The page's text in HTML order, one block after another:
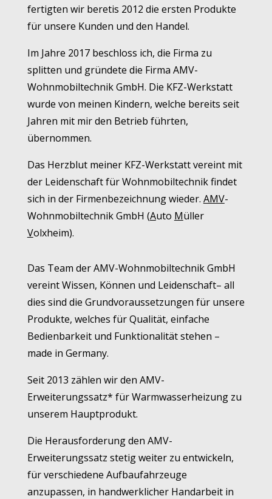
fertigten wir beretis 2012 die ersten Produkte
für unsere Kunden und den Handel.
Im Jahre 2017 beschloss ich, die Firma zu
splitten und gründete die Firma AMV-
Wohnmobiltechnik GmbH. Die KFZ-Werkstatt
wurde von meinen Kindern, welche bereits seit
Jahren mit mir den Betrieb führten,
übernommen.
Das Herzblut meiner KFZ-Werkstatt vereint mit
der Leidenschaft für Wohnmobiltechnik findet
sich in der Firmenbezeichnung wieder. AMV-
Wohnmobiltechnik GmbH (Auto Müller
Volxheim).
Das Team der AMV-Wohnmobiltechnik GmbH
vereint Wissen, Können und Leidenschaft– all
dies sind die Grundvoraussetzungen für unsere
Produkte, welches für Qualität, einfache
Bedienbarkeit und Funktionalität stehen –
made in Germany.
Seit 2013 zählen wir den AMV-
Erweiterungssatz* für Warmwasserheizung zu
unserem Hauptprodukt.
Die Herausforderung den AMV-
Erweiterungssatz stetig weiter zu entwickeln,
für verschiedene Aufbaufahrzeuge
anzupassen, in handwerklicher Handarbeit in